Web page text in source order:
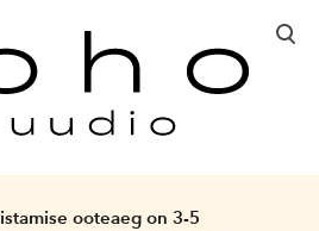
ooteaeg on 3-5